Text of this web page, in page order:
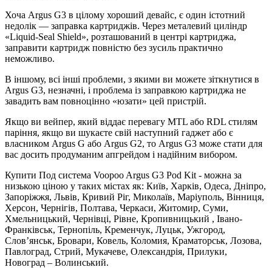
Хоча Argus G3 в цілому хороший девайс, є один істотний
недолік — заправка картриджів. Через металевий циліндр
«Liquid-Seal Shield», розташований в центрі картриджа,
заправити картридж повністю без зусиль практично
неможливо.
В іншому, всі інші проблеми, з якими ви можете зіткнутися в
Argus G3, незначні, і проблема із заправкою картриджа не
завадить вам повноцінно «юзати» цей пристрій.
Якщо ви вейпер, який віддає перевагу MTL або RDL стилям
паріння, якщо ви шукаєте свій наступний гаджет або є
власником Argus G або Argus G2, то Argus G3 може стати для
вас досить продуманим апгрейдом і надійним вибором.
Купити Под система Voopoo Argus G3 Pod Kit - можна за
низькою ціною у таких містах як: Київ, Харків, Одеса, Дніпро,
Запоріжжя, Львів, Кривий Ріг, Миколаїв, Маріуполь, Вінниця,
Херсон, Чернігів, Полтава, Черкаси, Житомир, Суми,
Хмельницький, Чернівці, Рівне, Кропивницький , Івано-
Франківськ, Тернопіль, Кременчук, Луцьк, Ужгород,
Слов’янськ, Бровари, Ковель, Коломия, Краматорськ, Лозова,
Павлоград, Стрий, Мукачеве, Олександрія, Прилуки,
Новоград – Волинський.